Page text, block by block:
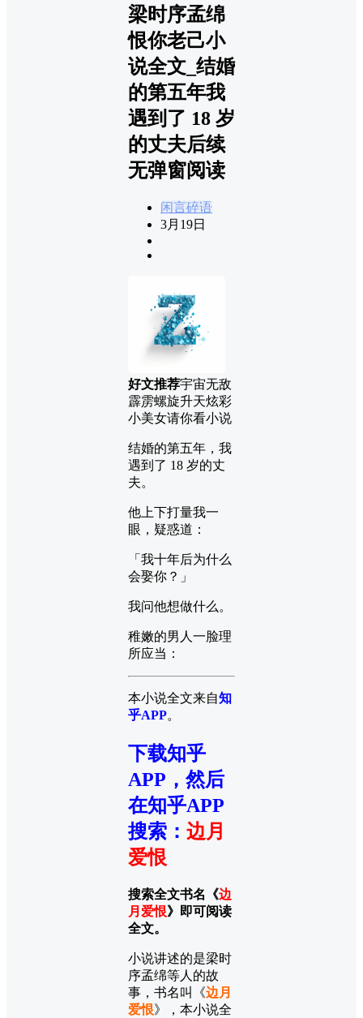
梁时序孟绵
恨你老己小
说全文_结婚
的第五年我
遇到了 18 岁
的丈夫后续
无弹窗阅读
闲言碎语
3月19日
好文推荐宇宙无敌
霹雳螺旋升天炫彩
小美女请你看小说
结婚的第五年，我
遇到了 18 岁的丈
夫。
他上下打量我一
眼，疑惑道：
「我十年后为什么
会娶你？」
我问他想做什么。
稚嫩的男人一脸理
所应当：
本小说全文来自知
乎APP。
下载知乎
APP，然后
在知乎APP
搜索 ： 边月
爱恨
搜索全文书名《边
月爱恨》即可阅读
全文。
小说讲述的是梁时
序孟绵等人的故
事，书名叫《边月
爱恨》，本小说全